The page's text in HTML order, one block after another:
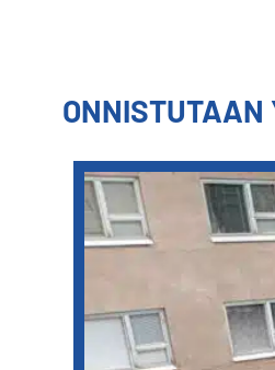
ONNISTUTAAN